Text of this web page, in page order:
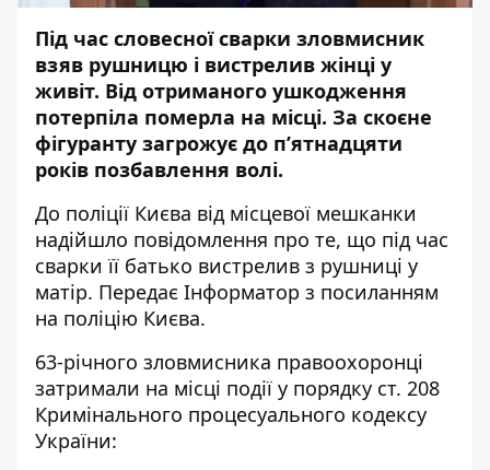
Під час словесної сварки зловмисник
взяв рушницю і вистрелив жінці у
живіт. Від отриманого ушкодження
потерпіла померла на місці. За скоєне
фігуранту загрожує до п’ятнадцяти
років позбавлення волі.
До поліції Києва від місцевої мешканки
надійшло повідомлення про те, що під час
сварки її батько вистрелив з рушниці у
матір. Передає Інформатор з посиланням
на поліцію Києва.
63-річного зловмисника правоохоронці
затримали на місці події у порядку ст. 208
Кримінального процесуального кодексу
України: